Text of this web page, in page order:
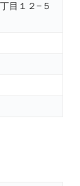
目１２−５